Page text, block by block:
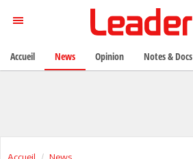
Accueil News Opinion Notes & Docs